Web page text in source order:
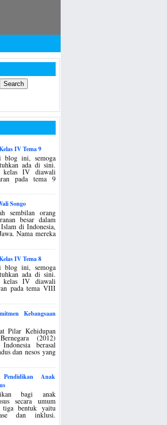
IV Tema 9
blog ini, semoga
ada di sini.
kelas IV diawali
pada tema 9
Songo
sembilan orang
besar dalam
Islam di Indonesia,
Nama mereka
IV Tema 8
blog ini, semoga
ada di sini.
kelas IV diawali
pada tema VIII
Kebangsaan
Pilar Kehidupan
(2012)
berasal
dan nesos yang
Anak
bagi anak
secara umum
bentuk yaitu
dan inklusi.